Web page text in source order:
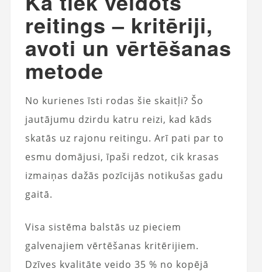
reitings – kritēriji,
avoti un vērtēšanas
metode
No kurienes īsti rodas šie skaitļi? Šo
jautājumu dzirdu katru reizi, kad kāds
skatās uz rajonu reitingu. Arī pati par to
esmu domājusi, īpaši redzot, cik krasas
izmaiņas dažās pozīcijās notikušas gadu
gaitā.
Visa sistēma balstās uz pieciem
galvenajiem vērtēšanas kritērijiem.
Dzīves kvalitāte veido 35 % no kopējā